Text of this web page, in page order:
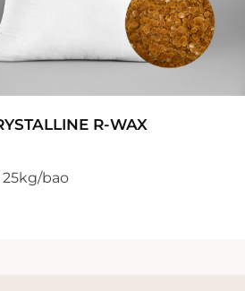
R-WAX
bao